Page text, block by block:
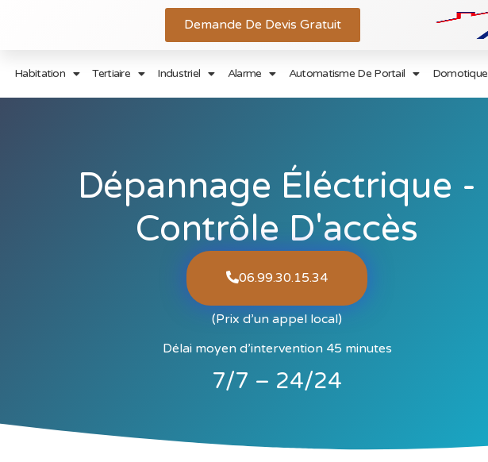
Demande De Devis Gratuit
Habitation Tertiaire Industriel Alarme Automatisme De Portail Domotique
Dépannage Éléctrique -
Contrôle D'accès
06.99.30.15.34​
(Prix d’un appel local)
Délai moyen d’intervention 45 minutes
7/7 – 24/24